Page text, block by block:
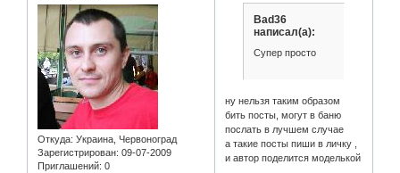
Откуда: Украина, Червоноград
Зарегистрирован: 09-07-2009
Приглашений: 0
Bad36
написал(а):
Супер просто
ну нельзя таким образом
бить посты, могут в баню
послать в лучшем случае
а такие посты пиши в личку ,
и автор поделится моделькой